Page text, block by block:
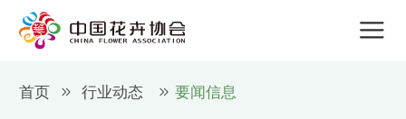
首页 行业动态 要闻信息